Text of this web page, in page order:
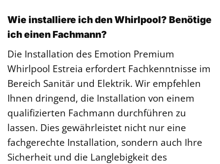
Wie installiere ich den Whirlpool? Benötige
ich einen Fachmann?
Die Installation des Emotion Premium
Whirlpool Estreia erfordert Fachkenntnisse im
Bereich Sanitär und Elektrik. Wir empfehlen
Ihnen dringend, die Installation von einem
qualifizierten Fachmann durchführen zu
lassen. Dies gewährleistet nicht nur eine
fachgerechte Installation, sondern auch Ihre
Sicherheit und die Langlebigkeit des